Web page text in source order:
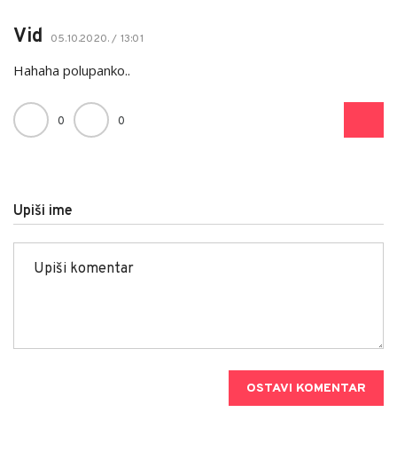
Vid 05.10.2020. / 13:01
Hahaha polupanko..
0 0
Upiši ime
OSTAVI KOMENTAR